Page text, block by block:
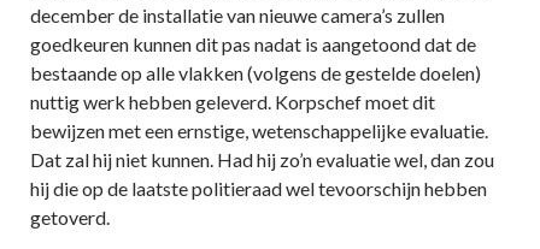
december de installatie van nieuwe camera’s zullen
goedkeuren kunnen dit pas nadat is aangetoond dat de
bestaande op alle vlakken (volgens de gestelde doelen)
nuttig werk hebben geleverd. Korpschef moet dit
bewijzen met een ernstige, wetenschappelijke evaluatie.
Dat zal hij niet kunnen. Had hij zo’n evaluatie wel, dan zou
hij die op de laatste politieraad wel tevoorschijn hebben
getoverd.